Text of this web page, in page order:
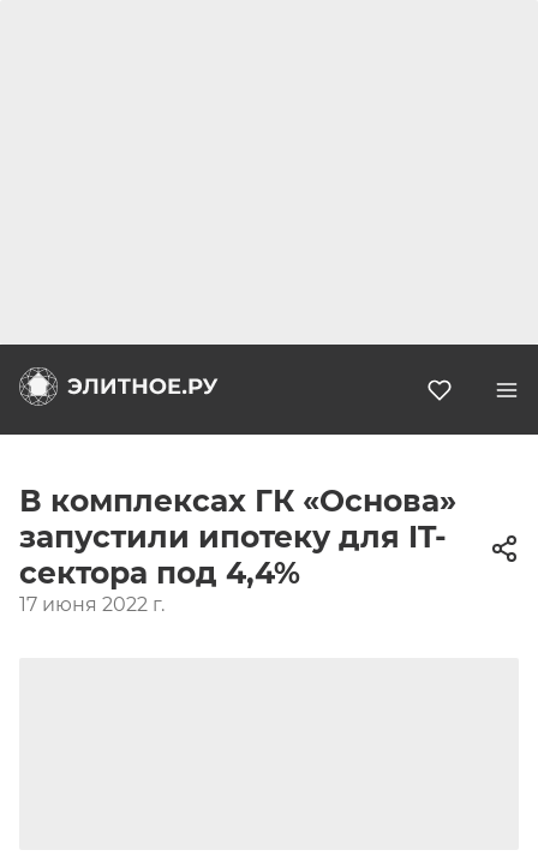
В комплексах ГК «Основа»
запустили ипотеку для IT-
сектора под 4,4%
17 июня 2022 г.